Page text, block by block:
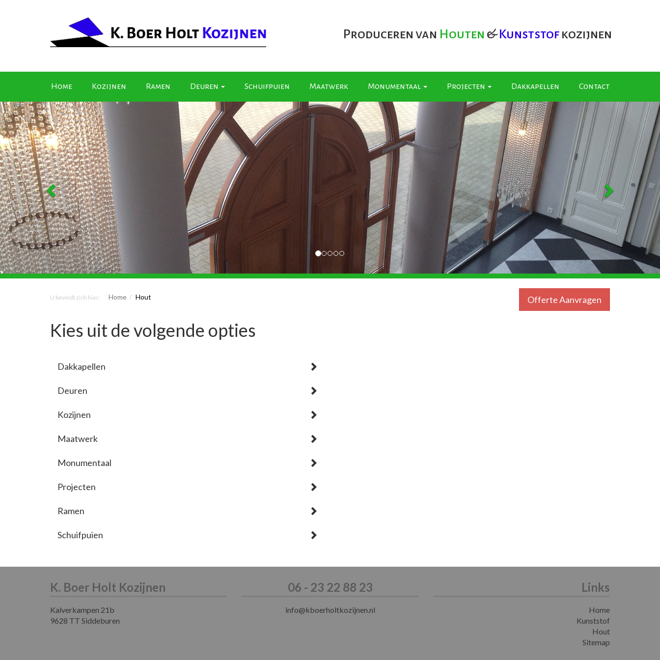
Produceren van Houten & Kunststofkozijnen
Home Kozijnen Ramen Deuren Schuifpuien Maatwerk Monumentaal Projecten Dakkapellen Contact
U bevindt zich hier: Home Hout Offerte Aanvragen
Kies uit de volgende opties
Dakkapellen
Deuren
Kozijnen
Maatwerk
Monumentaal
Projecten
Ramen
Schuifpuien
K. Boer Holt Kozijnen
Kalverkampen 21b
9628 TT Siddeburen
06 - 23 22 88 23
info@kboerholtkozijnen.nl
Links
Home
Kunststof
Hout
Sitemap